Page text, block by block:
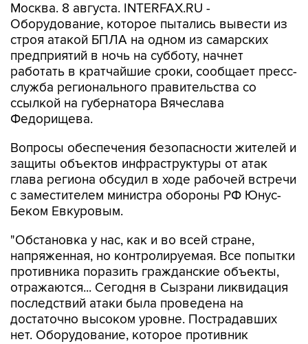
Москва. 8 августа. INTERFAX.RU -
Оборудование, которое пытались вывести из
строя атакой БПЛА на одном из самарских
предприятий в ночь на субботу, начнет
работать в кратчайшие сроки, сообщает пресс-
служба регионального правительства со
ссылкой на губернатора Вячеслава
Федорищева.
Вопросы обеспечения безопасности жителей и
защиты объектов инфраструктуры от атак
глава региона обсудил в ходе рабочей встречи
с заместителем министра обороны РФ Юнус-
Беком Евкуровым.
"Обстановка у нас, как и во всей стране,
напряженная, но контролируемая. Все попытки
противника поразить гражданские объекты,
отражаются... Сегодня в Сызрани ликвидация
последствий атаки была проведена на
достаточно высоком уровне. Пострадавших
нет. Оборудование, которое противник